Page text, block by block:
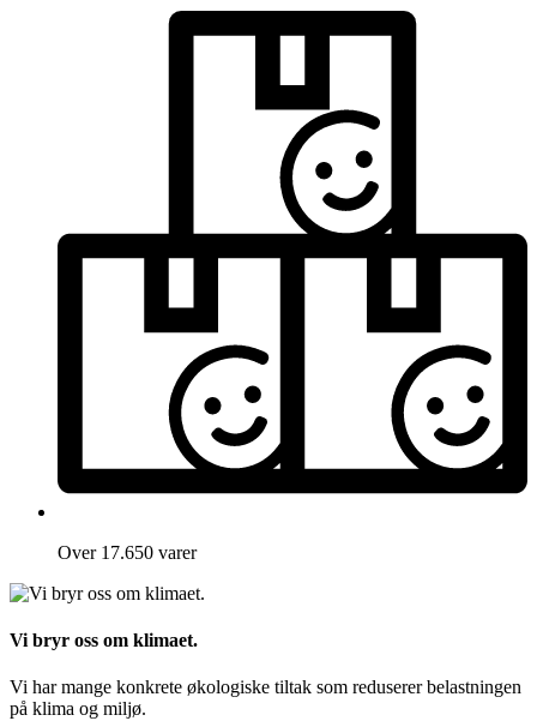
Over 17.650 varer
Vi bryr oss om klimaet.
Vi har mange konkrete økologiske tiltak som reduserer belastningen
på klima og miljø.